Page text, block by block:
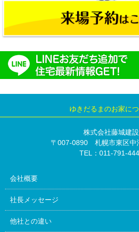
ゆきだるまのお家に
株式会社藤城建設
〒007-0890 札幌市東区中
TEL：011-791-
会社概要
社長メッセージ
他社との違い